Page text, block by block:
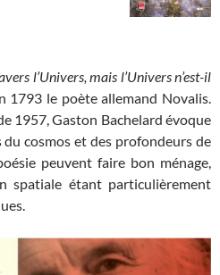
l’Univers, mais l’Univers n’est-il
1793 le poète allemand Novalis.
1957, Gaston Bachelard évoque
cosmos et des profondeurs de
peuvent faire bon ménage,
spatiale étant particulièrement